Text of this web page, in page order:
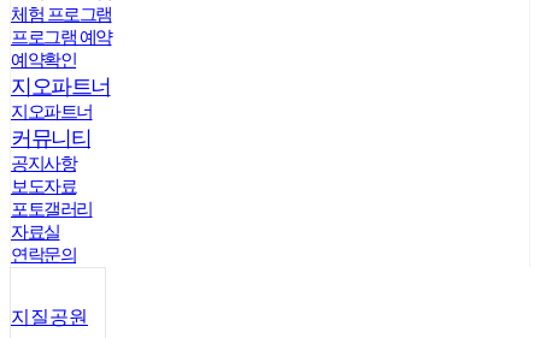
체험 프로그램
프로그램 예약
예약확인
지오파트너
지오파트너
커뮤니티
공지사항
보도자료
포토갤러리
자료실
연락문의
지질공원